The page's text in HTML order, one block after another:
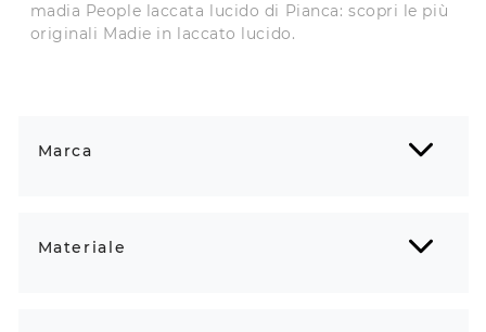
Marca
Materiale
madia People laccata lucido di Pianca: scopri le più
originali Madie in laccato lucido.